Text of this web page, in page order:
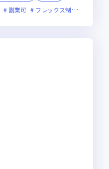
副業可 フレックス制度あり